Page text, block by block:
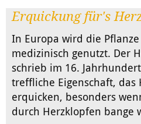
Erquickung für's
In Europa wird die
medizinisch genutzt. Der
schrieb im 16.
treffliche Eigenschaft, das
erquicken, besonders
durch Herzklopfen bange